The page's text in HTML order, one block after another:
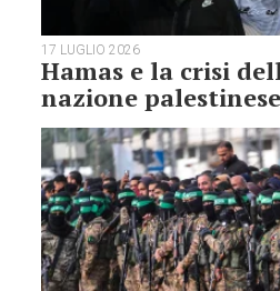
17 LUGLIO 2026
Hamas e la crisi
nazione palestinese